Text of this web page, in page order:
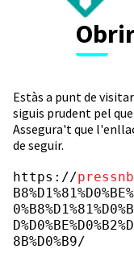
Estàs a punt de
siguis prudent pel
Assegura't que
de seguir.
https://
8B%D0%B9/